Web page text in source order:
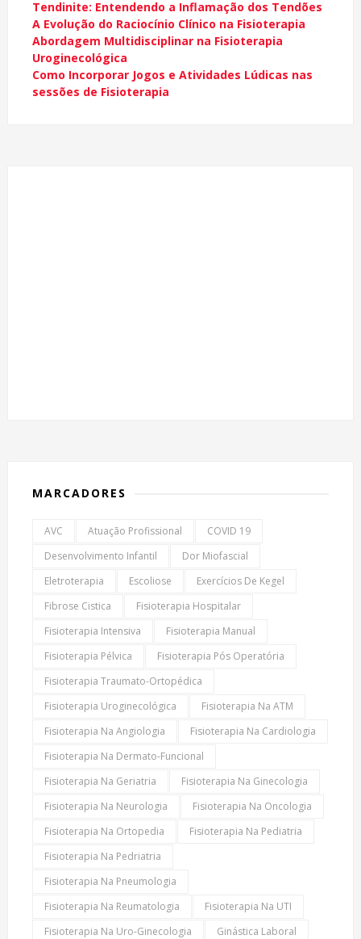
Tendinite: Entendendo a Inflamação dos Tendões
A Evolução do Raciocínio Clínico na Fisioterapia
Abordagem Multidisciplinar na Fisioterapia
Uroginecológica
Como Incorporar Jogos e Atividades Lúdicas nas
sessões de Fisioterapia
MARCADORES
AVC Atuação Profissional
COVID 19
Desenvolvimento Infantil
Dor Miofascial
Eletroterapia
Escoliose
Exercícios De Kegel
Fibrose Cistica
Fisioterapia Hospitalar
Fisioterapia Intensiva
Fisioterapia Manual
Fisioterapia Pélvica
Fisioterapia Pós Operatória
Fisioterapia Traumato-Ortopédica
Fisioterapia Uroginecológica
Fisioterapia Na ATM
Fisioterapia Na Angiologia
Fisioterapia Na Cardiologia
Fisioterapia Na Dermato-Funcional
Fisioterapia Na Geriatria
Fisioterapia Na Ginecologia
Fisioterapia Na Neurologia
Fisioterapia Na Oncologia
Fisioterapia Na Ortopedia
Fisioterapia Na Pediatria
Fisioterapia Na Pedriatria
Fisioterapia Na Pneumologia
Fisioterapia Na Reumatologia
Fisioterapia Na UTI
Fisioterapia Na Uro-Ginecologia
Ginástica Laboral